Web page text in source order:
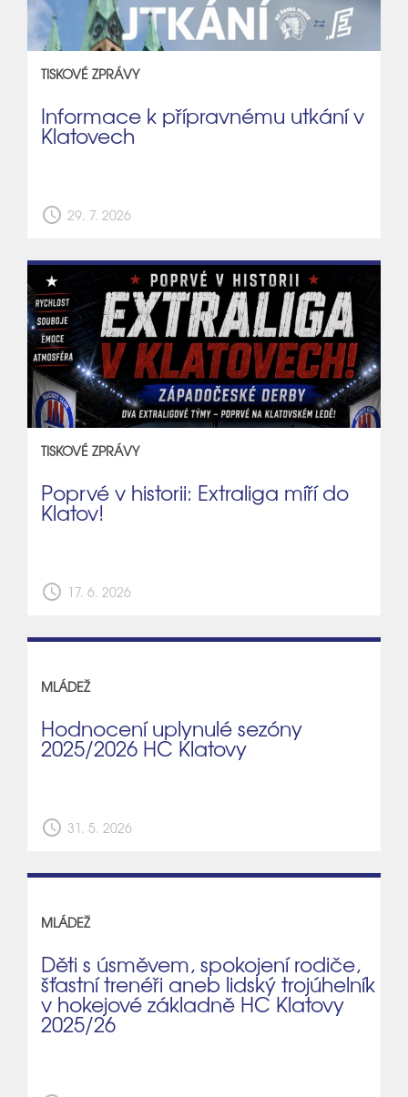
TISKOVÉ ZPRÁVY
Informace k přípravnému utkání v
Klatovech
schedule 29. 7. 2026
TISKOVÉ ZPRÁVY
Poprvé v historii: Extraliga míří do
Klatov!
schedule 17. 6. 2026
MLÁDEŽ
Hodnocení uplynulé sezóny
2025/2026 HC Klatovy
schedule 31. 5. 2026
MLÁDEŽ
Děti s úsměvem, spokojení rodiče,
šťastní trenéři aneb lidský trojúhelník
v hokejové základně HC Klatovy
2025/26